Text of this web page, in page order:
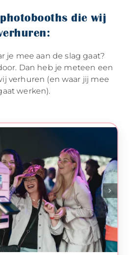
die wij
je mee aan de slag gaat?
Dan heb je meteen een
verhuren (en waar jij mee
werken).